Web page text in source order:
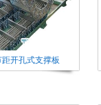
开孔式支撑板